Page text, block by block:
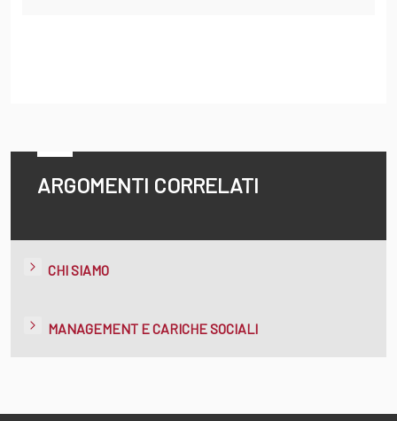
ARGOMENTI CORRELATI
CHI SIAMO
MANAGEMENT E CARICHE SOCIALI